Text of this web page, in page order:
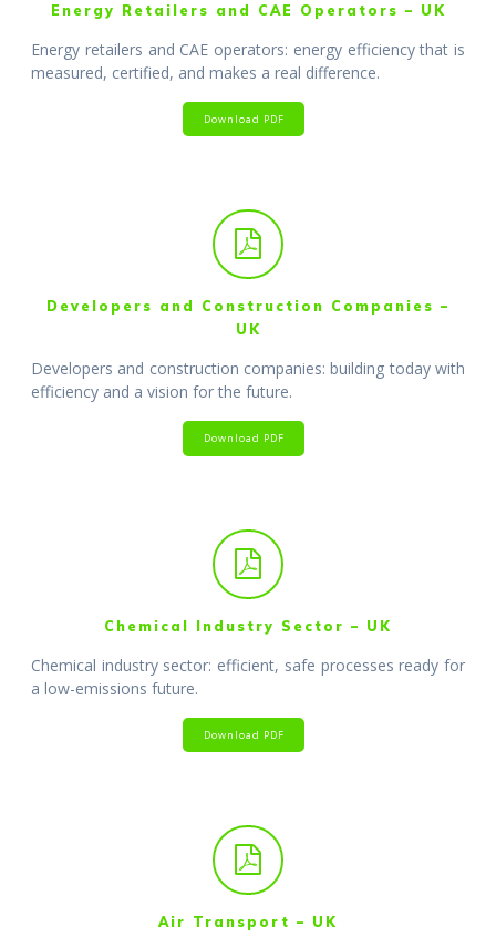
Energy Retailers and CAE Operators – UK
Energy retailers and CAE operators: energy efficiency that is
measured, certified, and makes a real difference.
Download PDF
Developers and Construction Companies –
UK
Developers and construction companies: building today with
efficiency and a vision for the future.
Download PDF
Chemical Industry Sector – UK
Chemical industry sector: efficient, safe processes ready for
a low-emissions future.
Download PDF
Air Transport – UK